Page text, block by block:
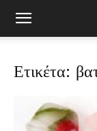
Ετικέτα: